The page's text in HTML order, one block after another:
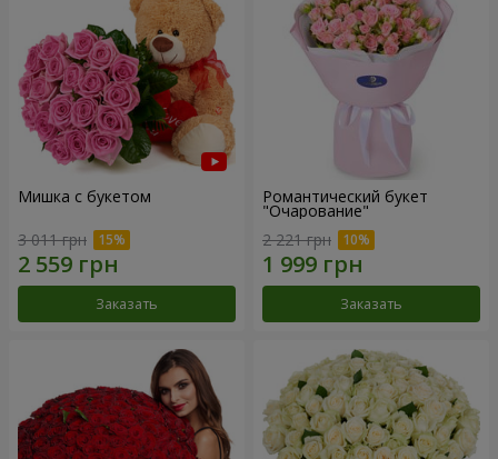
Мишка с букетом
3 011 грн
Заказать
Романтический букет
"Очарование"
2 221 грн
Заказать